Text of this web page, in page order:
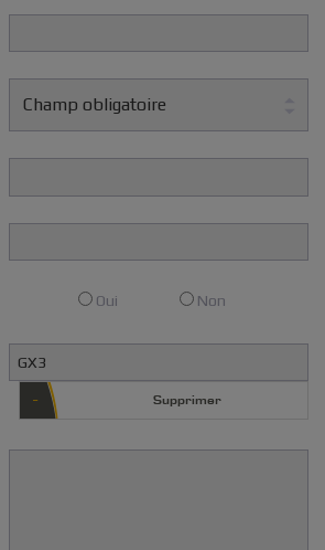
Champ obligatoire
Oui Non
Supprimer